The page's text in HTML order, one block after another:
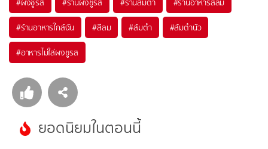
#ผงชูรส #ร้านผงชูรส #ร้านส้มตำ #ร้านอาหารสีลม
#ร้านอาหารใกล้ฉัน #สีลม #ส้มตำ #ส้มตำนัว
#อาหารไม่ใส่ผงชูรส
ยอดนิยมในตอนนี้